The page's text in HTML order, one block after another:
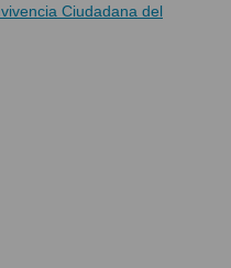
Ciudadana del